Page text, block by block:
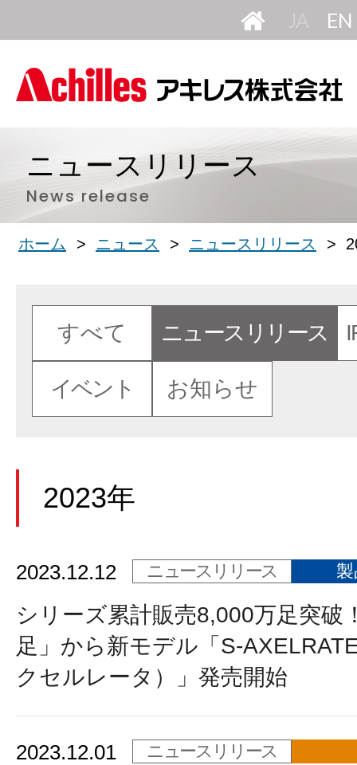
本
語
ニュースリリース
News release
ホーム ニュース ニュースリリース
すべて ニュースリリース
イベント お知らせ
2023年
2023.12.12 ニュースリリース
シリーズ累計販売8,000万足突破
足」から新モデル「S-
クセルレータ）」発売開始
2023.12.01 ニュースリリース